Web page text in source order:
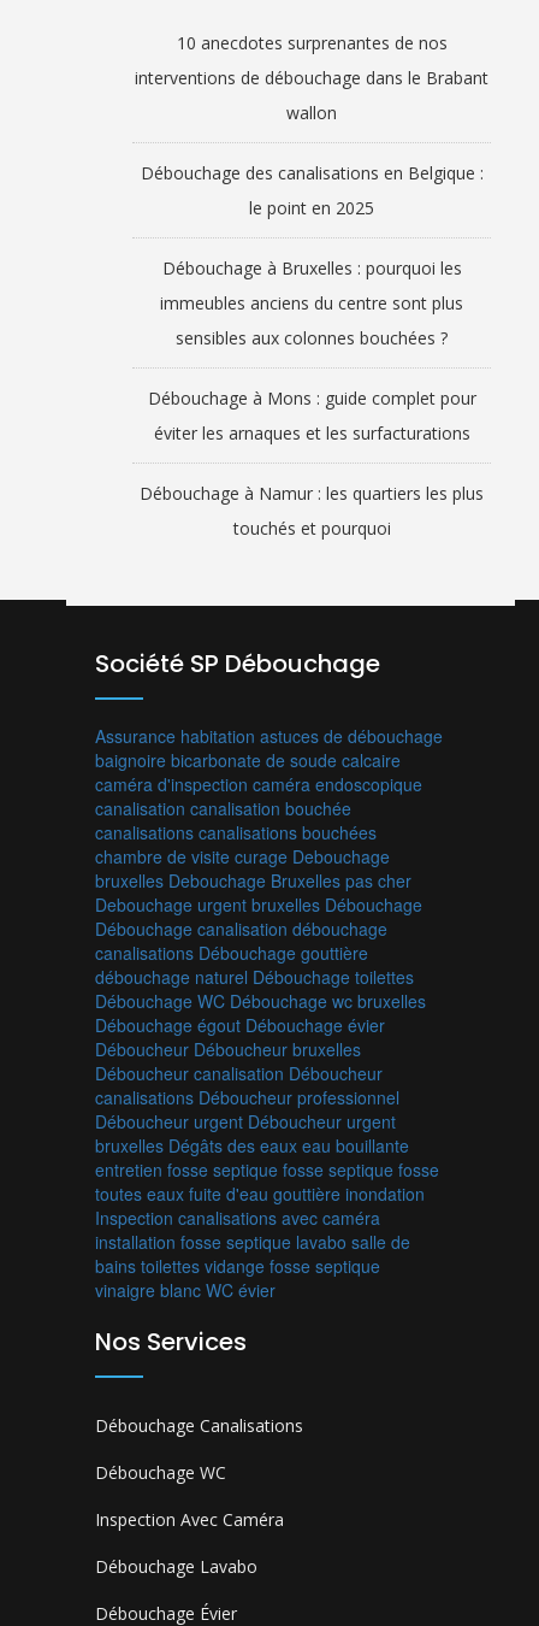
10 anecdotes surprenantes de nos
interventions de débouchage dans le Brabant
wallon
Débouchage des canalisations en Belgique :
le point en 2025
Débouchage à Bruxelles : pourquoi les
immeubles anciens du centre sont plus
sensibles aux colonnes bouchées ?
Débouchage à Mons : guide complet pour
éviter les arnaques et les surfacturations
Débouchage à Namur : les quartiers les plus
touchés et pourquoi
Société SP Débouchage
Assurance habitation astuces de débouchage
baignoire bicarbonate de soude calcaire
caméra d'inspection caméra endoscopique
canalisation canalisation bouchée
canalisations canalisations bouchées
chambre de visite curage Debouchage
bruxelles Debouchage Bruxelles pas cher
Debouchage urgent bruxelles Débouchage
Débouchage canalisation débouchage
canalisations Débouchage gouttière
débouchage naturel Débouchage toilettes
Débouchage WC Débouchage wc bruxelles
Débouchage égout Débouchage évier
Déboucheur Déboucheur bruxelles
Déboucheur canalisation Déboucheur
canalisations Déboucheur professionnel
Déboucheur urgent Déboucheur urgent
bruxelles Dégâts des eaux eau bouillante
entretien fosse septique fosse septique fosse
toutes eaux fuite d'eau gouttière inondation
Inspection canalisations avec caméra
installation fosse septique lavabo salle de
bains toilettes vidange fosse septique
vinaigre blanc WC évier
Nos Services
Débouchage Canalisations
Débouchage WC
Inspection Avec Caméra
Débouchage Lavabo
Débouchage Évier